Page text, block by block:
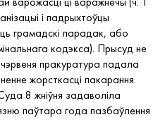
і падрыхтоўцы
грамадскі парадак, або
кодэкса). Прысуд не
пракуратура падала
жорсткасці пакарання.
8 жніўня задаволіла
паўтара года пазбаўлення